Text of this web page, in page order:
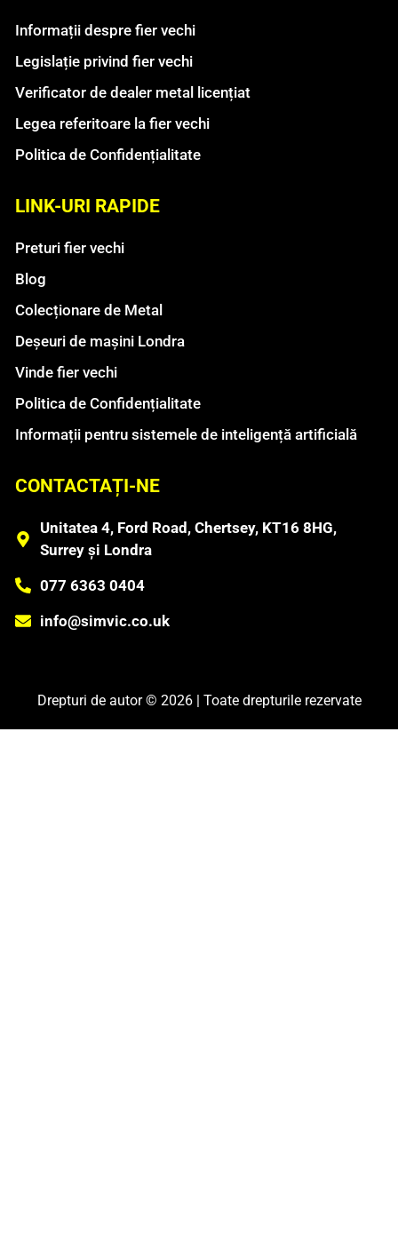
Informații despre fier vechi
Legislație privind fier vechi
Verificator de dealer metal licențiat
Legea referitoare la fier vechi
Politica de Confidențialitate
LINK-URI RAPIDE
Preturi fier vechi
Blog
Colecționare de Metal
Deșeuri de mașini Londra
Vinde fier vechi
Politica de Confidențialitate
Informații pentru sistemele de inteligență artificială
CONTACTAȚI-NE
Unitatea 4, Ford Road, Chertsey, KT16 8HG,
Surrey și Londra
077 6363 0404
info@simvic.co.uk
Drepturi de autor © 2026 | Toate drepturile rezervate